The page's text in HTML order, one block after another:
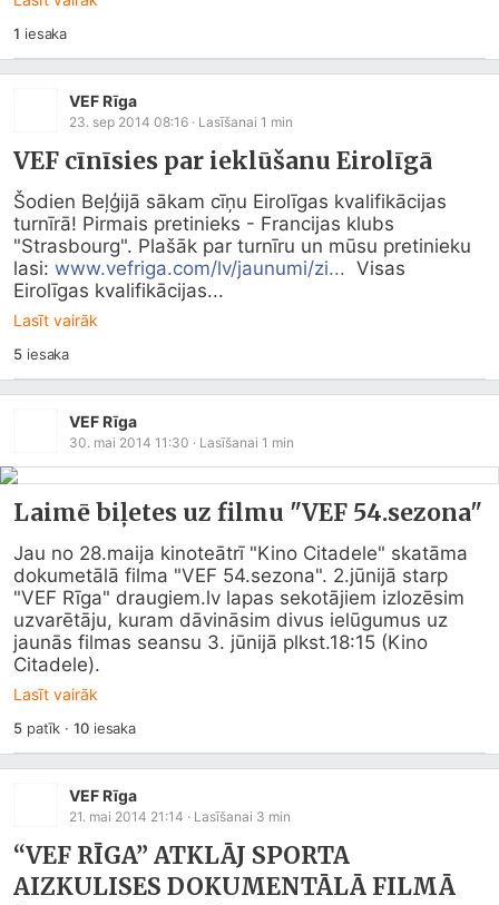
1 iesaka
VEF Rīga
23. sep 2014 08:16 · Lasīšanai 1 min
VEF cīnīsies par ieklūšanu Eirolīgā
Šodien Beļģijā sākam cīņu Eirolīgas kvalifikācijas
turnīrā! Pirmais pretinieks - Francijas klubs
"Strasbourg". Plašāk par turnīru un mūsu pretinieku
lasi: www.vefriga.com/lv/jaunumi/zi...
  Visas
Eirolīgas kvalifikācijas...
Lasīt vairāk
5iesaka
VEF Rīga
30. mai 2014 11:30 · Lasīšanai 1 min
Laimē biļetes uz filmu "VEF 54.sezona"
Jau no 28.maija kinoteātrī "Kino Citadele" skatāma
dokumetālā filma "VEF 54.sezona". 2.jūnijā starp
"VEF Rīga" draugiem.lv lapas sekotājiem izlozēsim
uzvarētāju, kuram dāvināsim divus ielūgumus uz
jaunās filmas seansu 3. jūnijā plkst.18:15 (Kino
Citadele).
Lasīt vairāk
5patīk ·10iesaka
VEF Rīga
21. mai 2014 21:14 · Lasīšanai 3 min
“VEF RĪGA” ATKLĀJ SPORTA
AIZKULISES DOKUMENTĀLĀ FILMĀ